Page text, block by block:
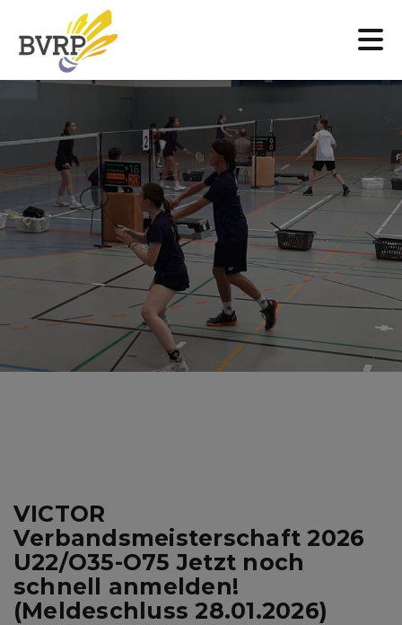
VICTOR
Verbandsmeisterschaft 2026
U22/O35-O75 Jetzt noch
schnell anmelden!
(Meldeschluss 28.01.2026)